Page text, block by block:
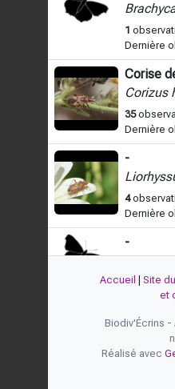
1
Dernière
Corise
Corizus
35
Dernière
-
4
Dernière
-
2
Dernière
-
Accueil Site
et
Biodiv'Écrins -
Réalisé avec